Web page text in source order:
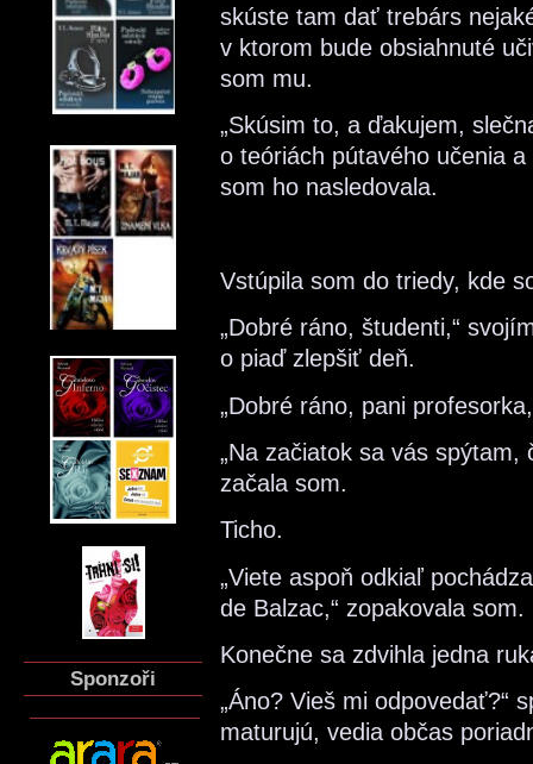
Sponzoři
skúste tam dať trebárs
v ktorom bude obsiahnuté
som mu.
„Skúsim to, a ďakujem,
o teóriách pútavého učenia
som ho nasledovala.
Vstúpila som do triedy, kde
„Dobré ráno, študenti,“
o piaď zlepšiť deň.
„Dobré ráno, pani
„Na začiatok sa vás spýtam,
začala som.
Ticho.
„Viete aspoň odkiaľ
de Balzac,“ zopakovala som.
Konečne sa zdvihla jedna
„Áno? Vieš mi odpovedať?“
maturujú, vedia občas